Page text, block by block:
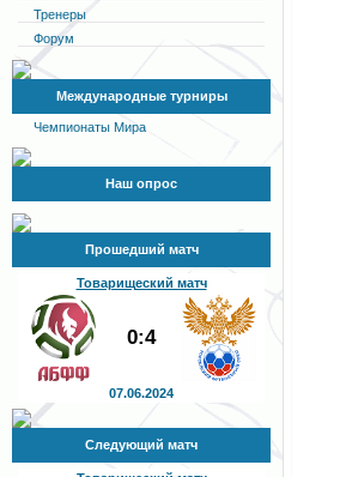
Тренеры
Форум
Международные турниры
Чемпионаты Мира
Наш опрос
Прошедший матч
Товарищеский матч
0:4
07.06.2024
Следующий матч